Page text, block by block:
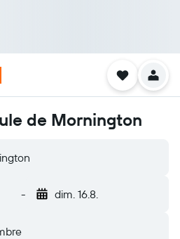
de Mornington
- dim. 16.8.